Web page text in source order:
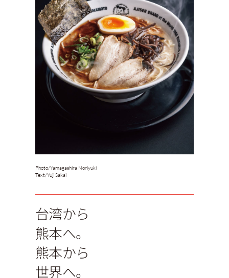
Photo/Yamagashira Noriyuki
Text/Yuji Sakai
台湾から
熊本へ。
熊本から
世界へ。